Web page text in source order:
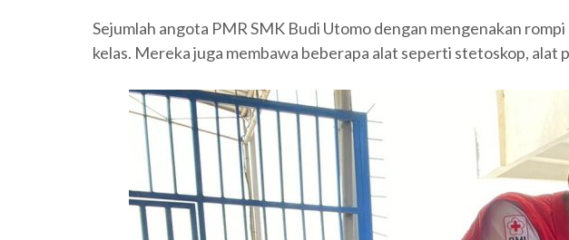
Sejumlah angota PMR SMK Budi Utomo dengan mengenakan
kelas. Mereka juga membawa beberapa alat seperti stetoskop, alat